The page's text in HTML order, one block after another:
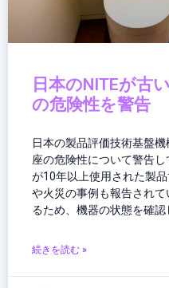
日本のNITEが古
の危険性を警告
日本の製品評価技術基盤
座の危険性について警告
が10年以上使用された製
や火災の事例も報告され
るため、機器の状態を確認
続きを読む »